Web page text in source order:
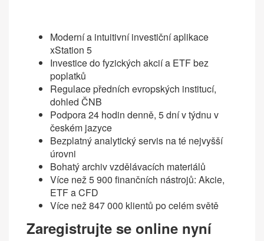
Moderní a intuitivní investiční aplikace
xStation 5
Investice do fyzických akcií a ETF bez
poplatků
Regulace předních evropských institucí,
dohled ČNB
Podpora 24 hodin denně, 5 dní v týdnu v
českém jazyce
Bezplatný analytický servis na té nejvyšší
úrovni
Bohatý archiv vzdělávacích materiálů
Více než 5 900 finančních nástrojů: Akcie,
ETF a CFD
Více než 847 000 klientů po celém světě
Zaregistrujte se online nyní